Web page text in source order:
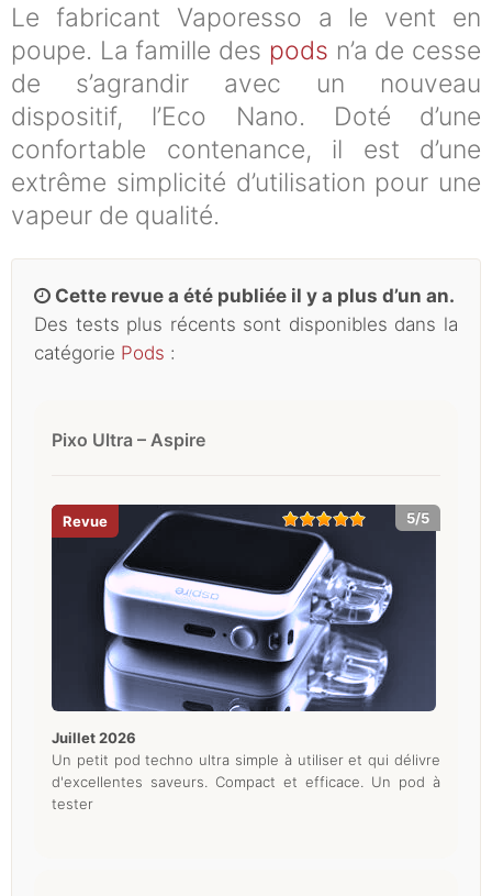
Le fabricant Vaporesso a le vent en
poupe. La famille des pods n’a de cesse
de s’agrandir avec un nouveau
dispositif, l’Eco Nano. Doté d’une
confortable contenance, il est d’une
extrême simplicité d’utilisation pour une
vapeur de qualité.
Cette revue a été publiée il y a plus d’un an.
Des tests plus récents sont disponibles dans la
catégorie Pods :
Pixo Ultra – Aspire
5/5
juillet 2026
Un petit pod techno ultra simple à utiliser et qui délivre
d'excellentes saveurs. Compact et efficace. Un pod à
tester